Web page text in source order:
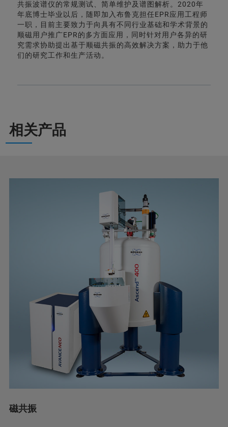
共振波谱仪的常规测试、简单维护及谱图解析。2020年
年底博士毕业以后，随即加入布鲁克担任EPR应用工程师
一职，目前主要致力于向具有不同行业基础和学术背景的
顺磁用户推广EPR的多方面应用，同时针对用户各异的研
究需求协助提出基于顺磁共振的高效解决方案，助力于他
们的研究工作和生产活动。
相关产品
磁共振